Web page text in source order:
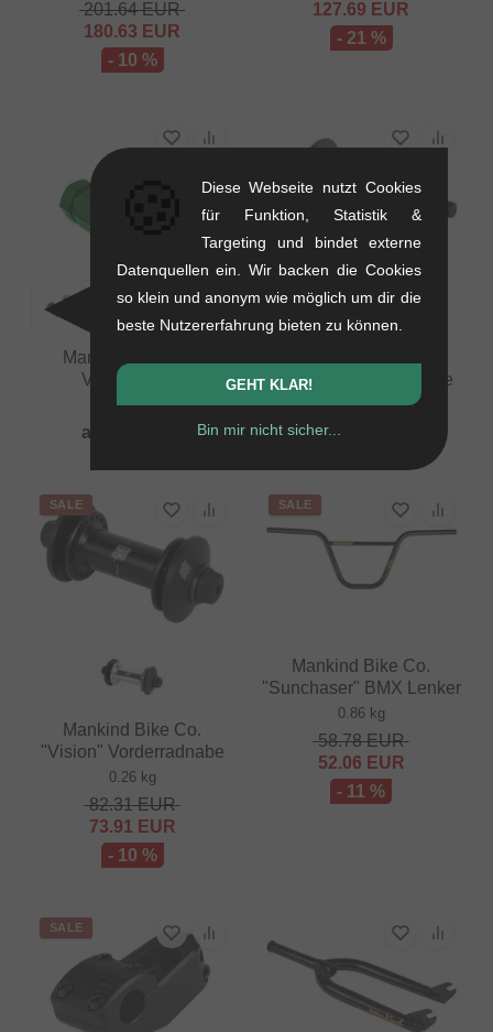
201.64EUR
180.63 EUR
- 10 %
127.69 EUR
- 21 %
Mankind Bike Co.
Ventilkappen
0.01 kg
ab
"Vision" Kassettennabe
0.47 kg
ab121.81
SALE
Mankind Bike Co.
"Vision" Vorderradnabe
0.26 kg
82.31EUR
73.91 EUR
- 10 %
SALE
Mankind Bike Co.
"Sunchaser" BMX Lenker
0.86 kg
58.78EUR
52.06 EUR
- 11 %
SALE
Diese Webseite nutzt Cookies
für Funktion, Statistik &
Targeting und bindet externe
Datenquellen ein. Wir backen die Cookies
so klein und anonym wie möglich um dir die
beste Nutzererfahrung bieten zu können.
GEHT KLAR!
Bin mir nicht sicher...